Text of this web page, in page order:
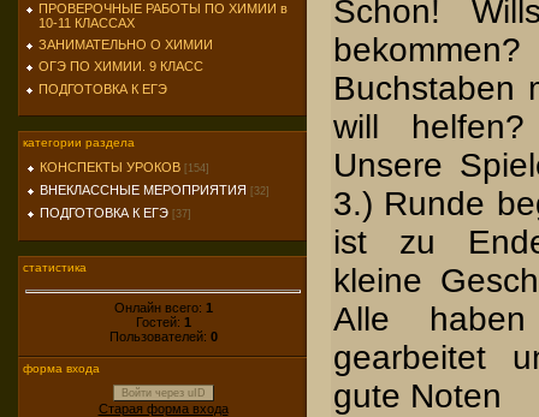
ПРОВЕРОЧНЫЕ РАБОТЫ ПО ХИМИИ в
10-11 КЛАССАХ
ЗАНИМАТЕЛЬНО О ХИМИИ
ОГЭ ПО ХИМИИ. 9 КЛАСС
ПОДГОТОВКА К ЕГЭ
категории раздела
КОНСПЕКТЫ УРОКОВ [154]
ВНЕКЛАССНЫЕ МЕРОПРИЯТИЯ [32]
ПОДГОТОВКА К ЕГЭ [37]
статистика
Онлайн всего: 1
Гостей: 1
Пользователей: 0
форма входа
Войти через uID
Старая форма входа
Schon!
Buchstaben
will
Unsere
3.) Runde
ist zu
kleine
Alle
gearbeitet
gute Noten